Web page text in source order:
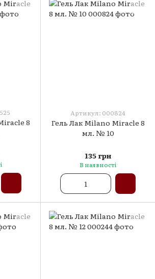
8
Артикул: 000824
Гель Лак Milano Miracle 8
мл. № 10
135 грн
В наявності